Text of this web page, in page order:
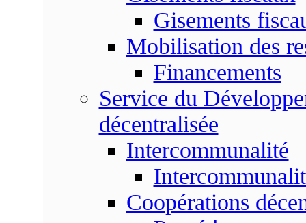
Gisements
Mobilisation des
Financements
Service du
décentralisée
Intercommunalité
Coopérations